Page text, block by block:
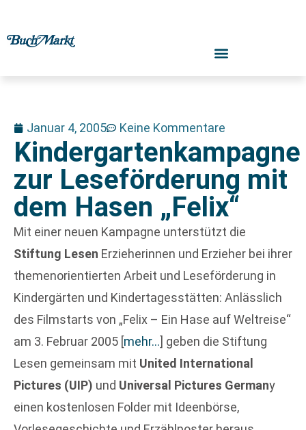
Januar 4, 2005 Keine Kommentare
Kindergartenkampagne
zur Leseförderung mit
dem Hasen „Felix“
Mit einer neuen Kampagne unterstützt die
Stiftung Lesen Erzieherinnen und Erzieher bei ihrer
themenorientierten Arbeit und Leseförderung in
Kindergärten und Kindertagesstätten: Anlässlich
des Filmstarts von „Felix – Ein Hase auf Weltreise“
am 3. Februar 2005 [mehr…] geben die Stiftung
Lesen gemeinsam mit United International
Pictures (UIP) und Universal Pictures Germany
einen kostenlosen Folder mit Ideenbörse,